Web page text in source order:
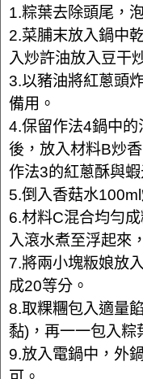
1.粽葉去除頭尾，
2.菜脯末放入鍋中
入炒許油放入豆干
3.以豬油將紅蔥頭
備用。
4.保留作法4鍋中
後，放入材料B炒
作法3的紅蔥酥與
5.倒入香菇水
6.材料C混合均勻
入滾水煮至浮起來
7.將兩小塊粄娘放
成20等分。
8.取粿糰包入適量
黏)，再一一包入粽
9.放入電鍋中，外